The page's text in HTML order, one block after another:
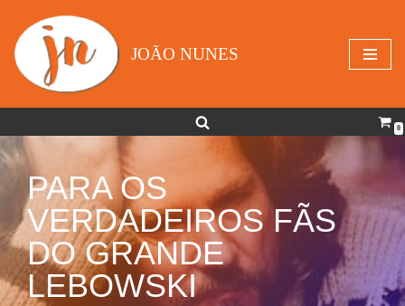
Avançar
para
JOÃO NUNES
0
PARA OS
VERDADEIROS FÃS
DO GRANDE
LEBOWSKI